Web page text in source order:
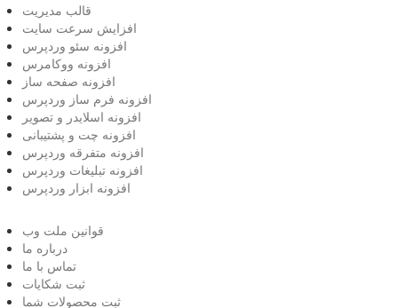
قالب مدیریت
افزایش سرعت سایت
افزونه سئو وردپرس
افزونه ووکامرس
افزونه صفحه ساز
افزونه فرم ساز وردپرس
افزونه اسلایدر و تصویر
افزونه چت و پشتیبانی
افزونه متفرقه وردپرس
افزونه تبلیغات وردپرس
افزونه ابزار وردپرس
قوانین ملت وب
درباره ما
تماس با ما
ثبت شکایات
ثبت محصولات شما